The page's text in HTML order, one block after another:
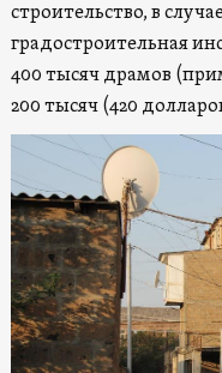
строительство, в
градостроительная
400 тысяч драмов
200 тысяч (420